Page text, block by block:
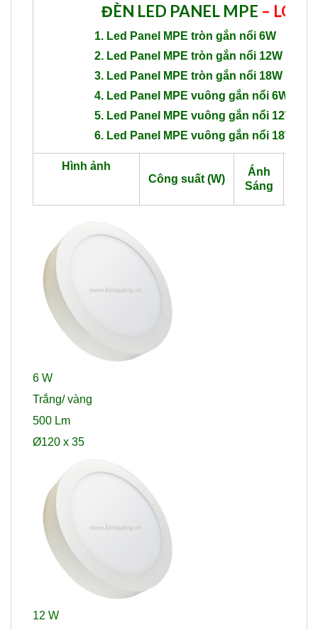
ĐÈN LED PANEL MPE – LOẠI
1. Led Panel MPE tròn gắn nổi 6W
2. Led Panel MPE tròn gắn nổi 12W
3. Led Panel MPE tròn gắn nổi 18W
4. Led Panel MPE vuông gắn nổi 6W
5. Led Panel MPE vuông gắn nổi 12W
6. Led Panel MPE vuông gắn nổi 18W
Hình ảnh
Công suất (W)
Ánh
Sáng
6 W
Trắng/ vàng
500 Lm
Ø120 x 35
12 W